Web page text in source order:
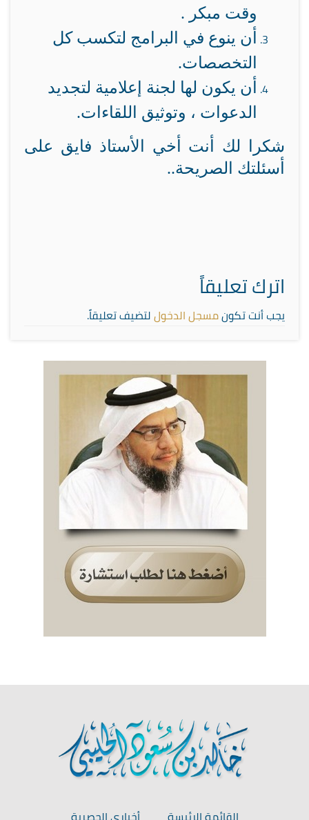
وقت مبكر .
أن ينوع في البرامج لتكسب كل
التخصصات.
أن يكون لها لجنة إعلامية لتجديد
الدعوات ، وتوثيق اللقاءات.
شكرا لك أنت أخي الأستاذ فايق على
أسئلتك الصريحة..
اترك تعليقاً
يجب أنت تكونمسجل الدخوللتضيف تعليقاً.